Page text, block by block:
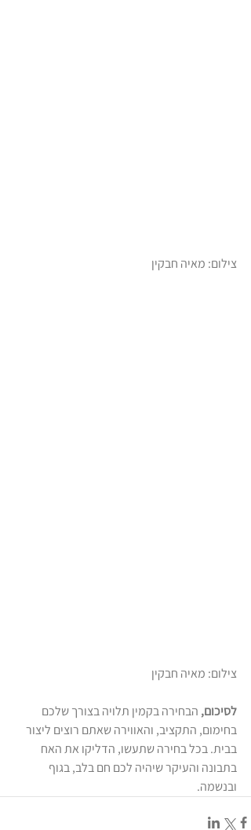
צילום: מאיה חבקין
צילום: מאיה חבקין
לסיכום, הבחירה בקמין תלויה בצורך שלכם
בחימום, התקציב, והאווירה שאתם רוצים ליצור
בבית. בכל בחירה שתעשו, הדליקו את האח
בתבונה והעיקר שיהיה לכם חם בלב, בגוף
ובנשמה.